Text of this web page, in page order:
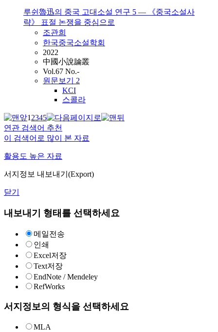
루쉰魯迅의 중국 고대소설 연구 5 — 《중국소설사
략》 표절 논쟁을 중심으로
조관희
한국중국소설학회
2022
中國小說論叢
Vol.67 No.-
원문보기 2
KCI
스콜라
12345
연관 검색어 추천
이 검색어로 많이 본 자료
활용도 높은 자료
서지정보 내보내기(Export)
닫기
내보내기 형태를 선택하세요
메일전송
인쇄
Excel저장
Text저장
EndNote / Mendeley
RefWorks
서지정보의 형식을 선택하세요
MLA